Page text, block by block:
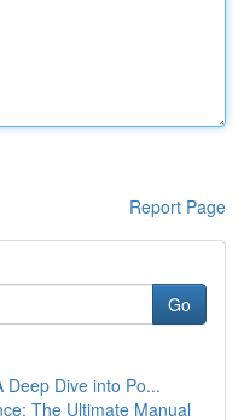
Report Page
Go
Deep Dive into Po...
The Ultimate Manual